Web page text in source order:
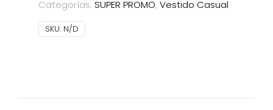
Categorías: SUPER PROMO, Vestido Casual
SKU: N/D